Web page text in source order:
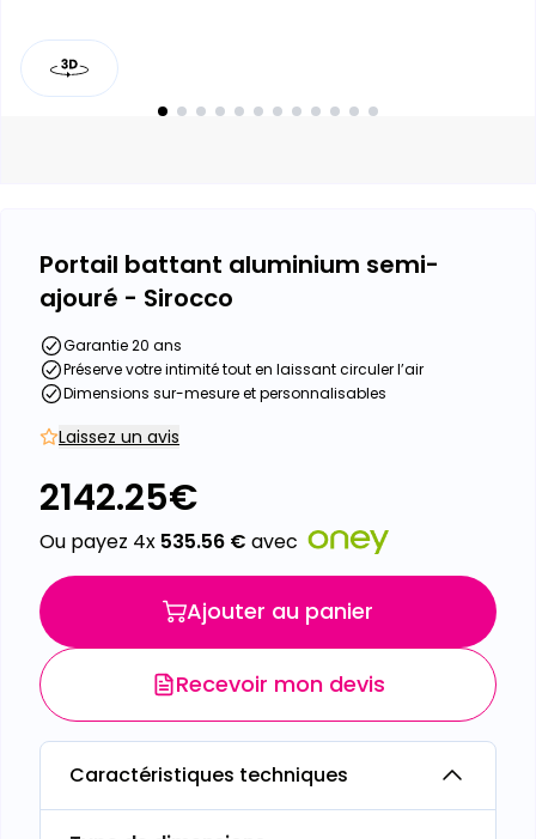
Portail battant aluminium semi-
ajouré - Sirocco
Garantie 20 ans
Préserve votre intimité tout en laissant circuler l’air
Dimensions sur-mesure et personnalisables
Laissez un avis
2142.25€
Ou payez 4x 535.56 € avec
Ajouter au panier
Recevoir mon devis
Caractéristiques techniques